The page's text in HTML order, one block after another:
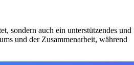
sondern auch ein unterstützendes und
und der Zusammenarbeit, während